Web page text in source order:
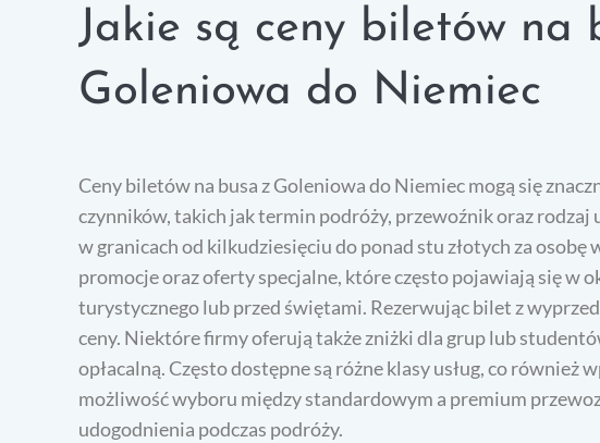
Jakie są ceny biletów na
Goleniowa do Niemiec
Ceny biletów na busa z Goleniowa do Niemiec mogą się
czynników, takich jak termin podróży, przewoźnik oraz rodzaj
w granicach od kilkudziesięciu do ponad stu złotych za
promocje oraz oferty specjalne, które często pojawiają się w
turystycznego lub przed świętami. Rezerwując bilet z
ceny. Niektóre firmy oferują także zniżki dla grup lub
opłacalną. Często dostępne są różne klasy usług, co również
możliwość wyboru między standardowym a premium
udogodnienia podczas podróży.